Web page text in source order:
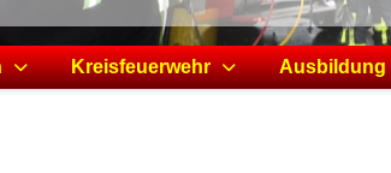
Kreisfeuerwehr Ausbildung